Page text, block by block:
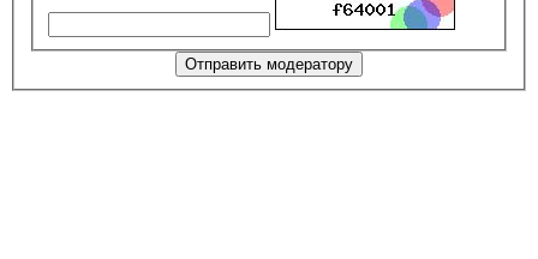
Отправить модератору